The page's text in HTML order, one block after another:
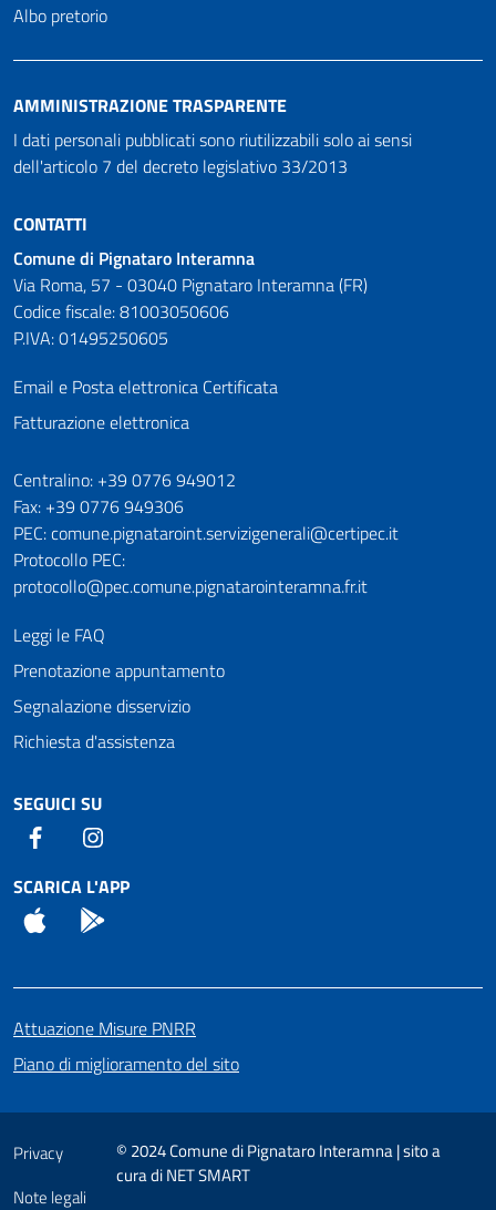
Albo pretorio
AMMINISTRAZIONE TRASPARENTE
I dati personali pubblicati sono riutilizzabili solo ai sensi
dell'articolo 7 del decreto legislativo 33/2013
CONTATTI
Comune di Pignataro Interamna
Via Roma, 57 - 03040 Pignataro Interamna (FR)
Codice fiscale: 81003050606
P.IVA: 01495250605
Email e Posta elettronica Certificata
Fatturazione elettronica
Numeri utili
Centralino: +39 0776 949012
Fax: +39 0776 949306
PEC: comune.pignataroint.servizigenerali@certipec.it
Protocollo PEC:
protocollo@pec.comune.pignatarointeramna.fr.it
Leggi le FAQ
Prenotazione appuntamento
Segnalazione disservizio
Richiesta d'assistenza
SEGUICI SU
Facebook
SCARICA L'APP
App Store
Attuazione Misure PNRR
Piano di miglioramento del sito
Privacy
Note legali
© 2024 Comune di Pignataro Interamna | sito a
cura diNET SMART